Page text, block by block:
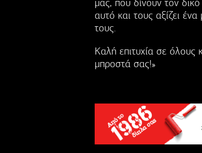
μας, που δίνουν τον
αυτό και τους αξίζει
τους.
Καλή επιτυχία σε όλους
μπροστά σας!»